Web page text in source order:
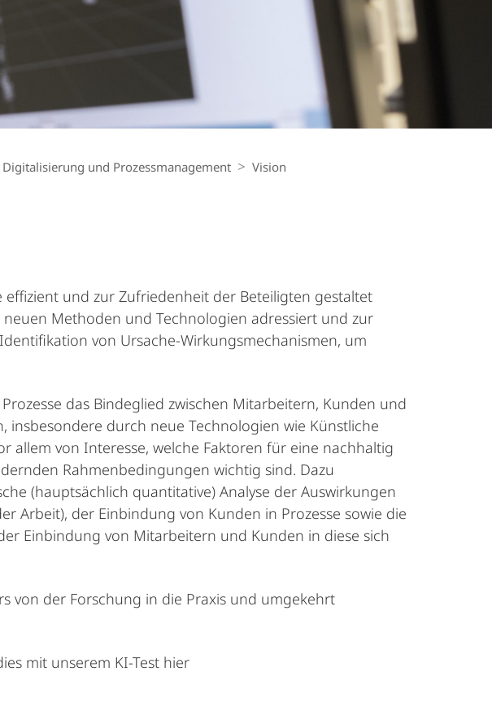
Digitalisierung und Prozessmanagement Vision
und zur Zufriedenheit der Beteiligten gestaltet
Methoden und Technologien adressiert und zur
von Ursache-Wirkungsmechanismen, um
das Bindeglied zwischen Mitarbeitern, Kunden und
insbesondere durch neue Technologien wie Künstliche
allem von Interesse, welche Faktoren für eine nachhaltig
Rahmenbedingungen wichtig sind. Dazu
(hauptsächlich quantitative) Analyse der Auswirkungen
Arbeit), der Einbindung von Kunden in Prozesse sowie die
Einbindung von Mitarbeitern und Kunden in diese sich
von der Forschung in die Praxis und umgekehrt
mit unserem KI-Test hier